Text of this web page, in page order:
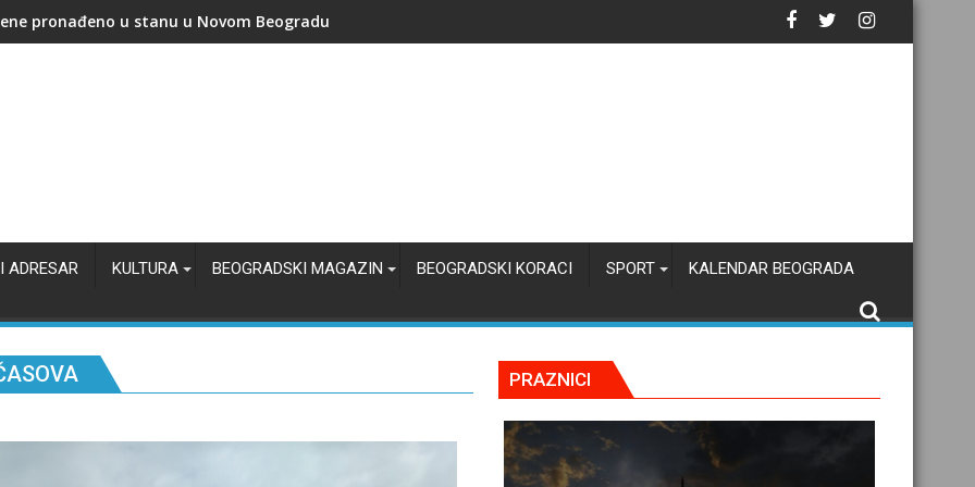
Đura Jakšić i zašto je njegova kuća važna za Beograd?
ADRESAR KULTURA BEOGRADSKI MAGAZIN BEOGRADSKI KORACI SPORT KALENDAR BEOGRADA
PRAZNICI